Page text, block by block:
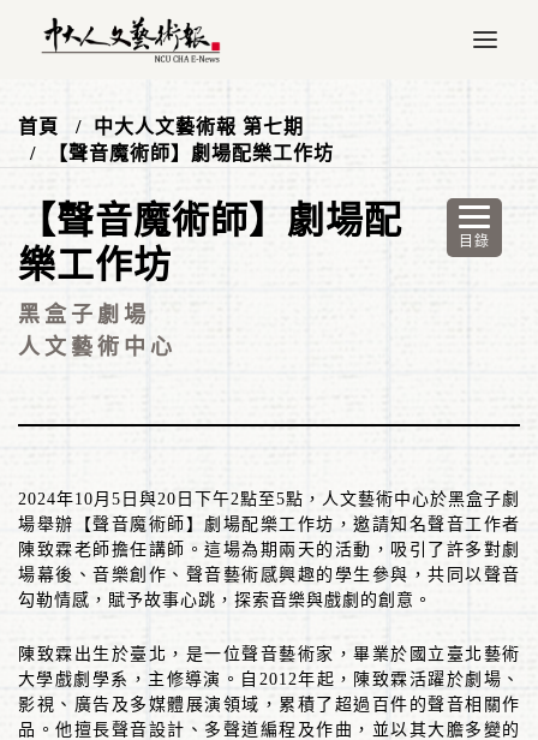
首頁
中大人文藝術報 第七期
【聲音魔術師】劇場配樂工作坊
【聲音魔術師】劇場配
樂工作坊
黑盒子劇場
人文藝術中心
2024年10月 5 日與20 日下午2點至5點，人文藝術中心於黑盒子劇
場舉辦【聲音魔術師】劇場配樂工作坊，邀請知名聲音工作者
陳致霖老師擔任講師。這場為期兩天的活動，吸引了許多對劇
場幕後、音樂創作、聲音藝術感興趣的學生參與，共同以聲音
勾勒情感，賦予故事心跳，探索音樂與戲劇的創意。
陳致霖出生於臺北，是一位聲音藝術家，畢業於國立臺北藝術
大學戲劇學系，主修導演。自 2012年起，陳致霖活躍於劇場、
影視、廣告及多媒體展演領域，累積了超過百件的聲音相關作
品。他擅長聲音設計、多聲道編程及作曲，並以其大膽多變的